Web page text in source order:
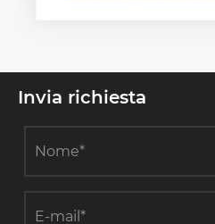
Invia richiesta